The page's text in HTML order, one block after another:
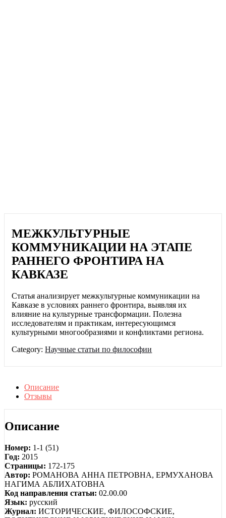
МЕЖКУЛЬТУРНЫЕ
КОММУНИКАЦИИ НА ЭТАПЕ
РАННЕГО ФРОНТИРА НА
КАВКАЗЕ
Статья анализирует межкультурные коммуникации на
Кавказе в условиях раннего фронтира, выявляя их
влияние на культурные трансформации. Полезна
исследователям и практикам, интересующимся
культурными многообразиями и конфликтами региона.
Category:Научные статьи по философии
Описание
Отзывы
Описание
Номер: 1-1 (51)
Год: 2015
Страницы: 172-175
Автор: РОМАНОВА АННА ПЕТРОВНА, ЕРМУХАНОВА
НАГИМА АБЛИХАТОВНА
Код направления статьи: 02.00.00
Язык: русский
Журнал: ИСТОРИЧЕСКИЕ, ФИЛОСОФСКИЕ,